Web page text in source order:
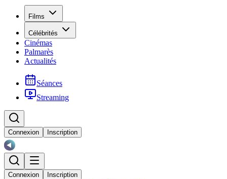
Films
Célébrités
Cinémas
Palmarès
Actualités
Séances
Streaming
Connexion Inscription
Connexion Inscription